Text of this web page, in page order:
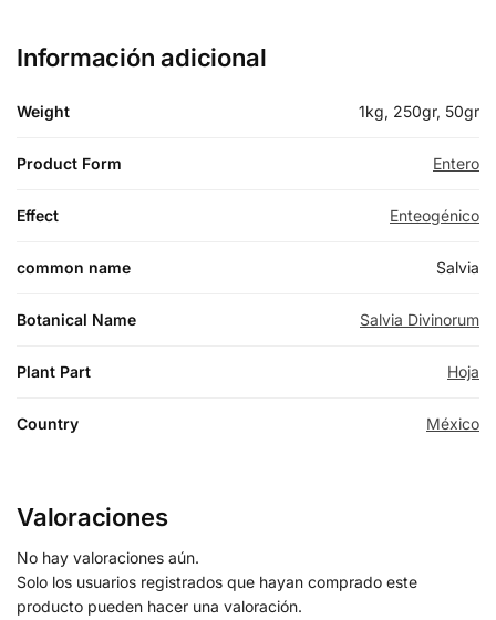
Información adicional
Weight 1kg, 250gr, 50gr
Product Form Entero
Effect Enteogénico
common name Salvia
Botanical Name Salvia Divinorum
Plant Part Hoja
Country México
Valoraciones
No hay valoraciones aún.
Solo los usuarios registrados que hayan comprado este
producto pueden hacer una valoración.